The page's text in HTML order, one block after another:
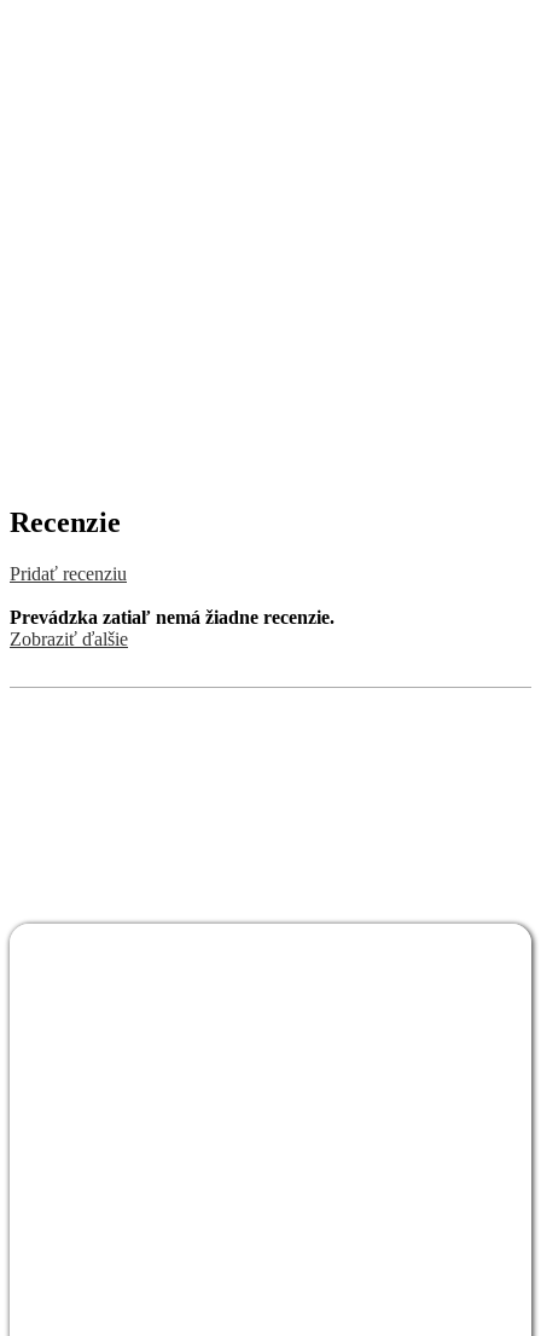
Recenzie
Pridať recenziu
Prevádzka zatiaľ nemá žiadne recenzie.
Zobraziť ďalšie